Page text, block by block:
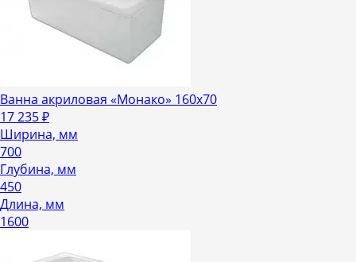
Ванна акриловая «Монако» 160х70
17 235₽
Ширина, мм
700
Глубина, мм
450
Длина, мм
1600